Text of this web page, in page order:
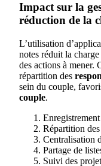
Impact sur la
réduction de la
L’utilisation
notes réduit la
des actions à mener.
répartition des
sein du couple,
couple.
Répartition des
Centralisation
Partage de
Suivi des